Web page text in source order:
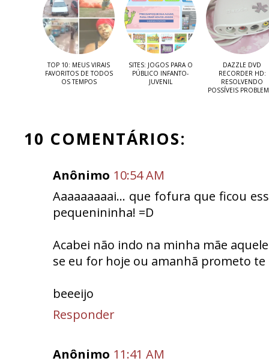
TOP 10: MEUS VIRAIS
FAVORITOS DE TODOS
OS TEMPOS
SITES: JOGOS PARA O
PÚBLICO INFANTO-
JUVENIL
DAZZLE DVD
RECORDER HD:
RESOLVENDO
POSSÍVEIS
10 COMENTÁRIOS:
Anônimo 10:54 AM
Aaaaaaaaai... que fofura que ficou
pequenininha! =D
Acabei não indo na minha mãe
se eu for hoje ou amanhã prometo te
beeeijo
Responder
Anônimo 11:41 AM